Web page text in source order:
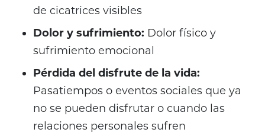
de cicatrices visibles
Dolor y sufrimiento: Dolor físico y
sufrimiento emocional
Pérdida del disfrute de la vida:
Pasatiempos o eventos sociales que ya
no se pueden disfrutar o cuando las
relaciones personales sufren